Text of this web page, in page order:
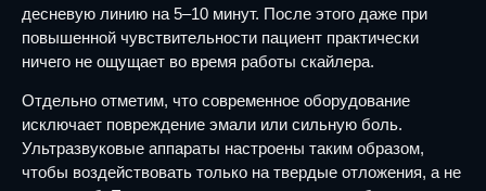
десневую линию на 5–10 минут. После этого даже при
повышенной чувствительности пациент практически
ничего не ощущает во время работы скайлера.
Отдельно отметим, что современное оборудование
исключает повреждение эмали или сильную боль.
Ультразвуковые аппараты настроены таким образом,
чтобы воздействовать только на твердые отложения, а не